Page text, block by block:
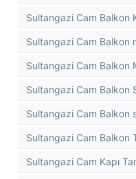
Sultangazi Cam Balkon
Sultangazi Cam Balkon
Sultangazi Cam Balkon
Sultangazi Cam Balkon
Sultangazi Cam Balkon
Sultangazi Cam Balkon
Sultangazi Cam Kapı